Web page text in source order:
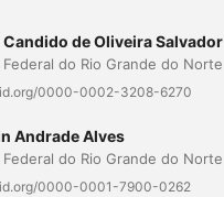
Candido de Oliveira Salvador
do Rio Grande do Norte
0000-0002-3208-6270
Andrade Alves
do Rio Grande do Norte
0000-0001-7900-0262